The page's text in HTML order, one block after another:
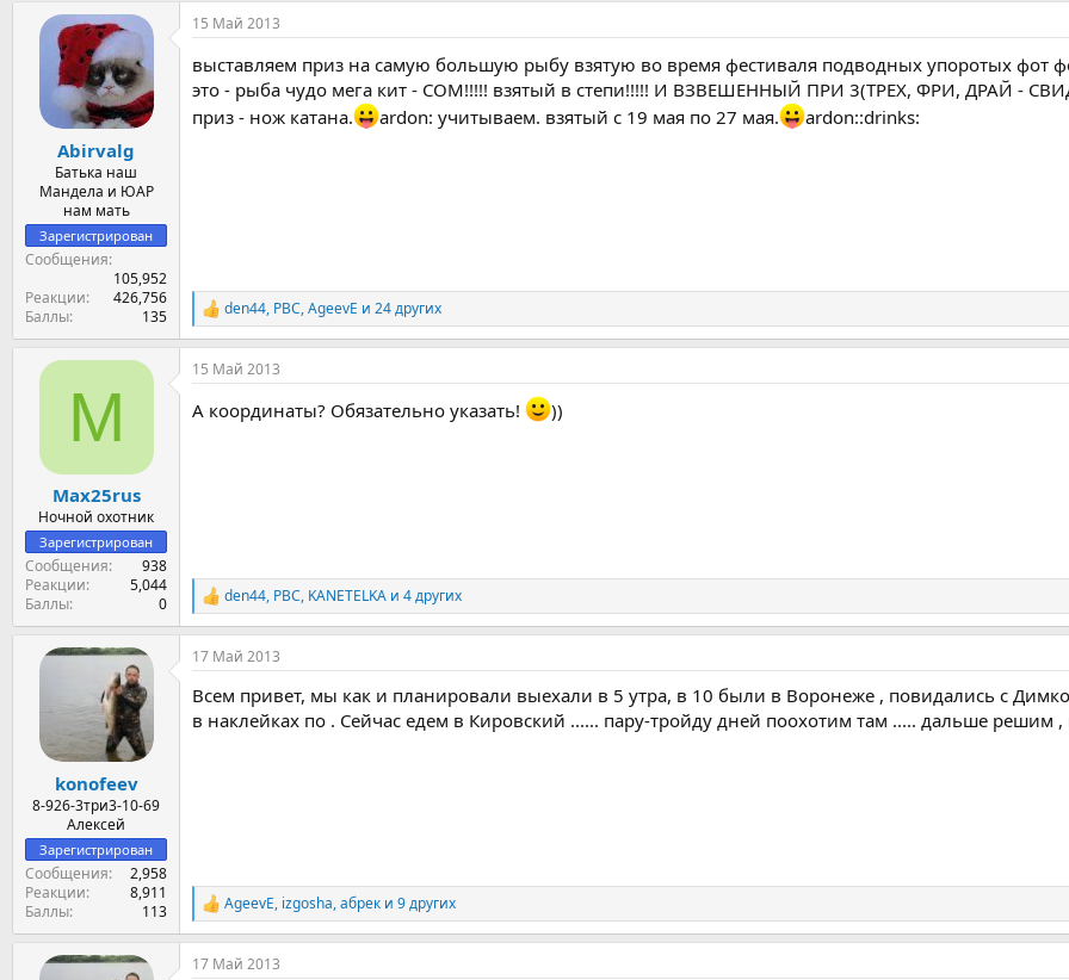
а
к
и
и
Abirvalg
Батька наш
Мандела и ЮАР
нам мать
Зарегистрирован
Сообщения
105,952
Реакции
426,756
Баллы
135
15 Май 2013
выставляем приз на самую большую рыбу взятую во время фестиваля подводных упоротых фот
это - рыба чудо мега кит - СОМ!!!!! взятый в степи!!!!! И ВЗВЕШЕННЫЙ ПРИ 3(ТРЕХ, ФРИ, ДРАЙ -
приз - нож катана.
ardon: учитываем. взятый с 19 мая по 27 мая. ardon::drinks:
Р
е
а
к
и
den44, PBC,AgeevE и 24 других
M
Max25rus
Ночной охотник
Зарегистрирован
Сообщения
938
Реакции
5,044
Баллы
0
15 Май 2013
А координаты? Обязательно указать! ))
Р
е
а
к
и
и
den44, PBC, KANETELKA и 4 других
konofeev
8-926-3три3-10-69
Алексей
Зарегистрирован
Сообщения
2,958
Реакции
8,911
Баллы
113
17 Май 2013
Всем привет, мы как и планировали выехали в 5 утра, в 10 были в Воронеже , повидались с
в наклейках по . Сейчас едем в Кировский ...... пару-тройду дней поохотим там ..... дальше решим ,
Р
е
а
к
AgeevE, izgosha,абрек и 9 других
17 Май 2013